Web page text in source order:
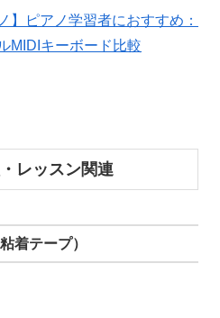
】ピアノ学習者におすすめ：
MIDIキーボード比較
レッスン関連
着テープ）